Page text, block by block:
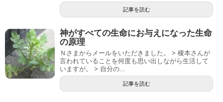
記事を読む
神がすべての生命にお与えになった生命
の原理
Ｎさまからメールをいただきました。 > 榎本さんが
言われていることを何度も思い出しながら生活して
いますが。 > 自分の...
記事を読む